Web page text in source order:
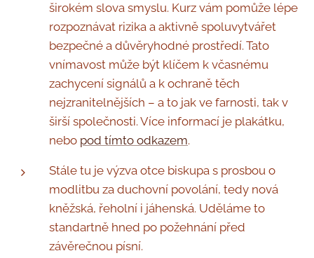
širokém slova smyslu. Kurz vám pomůže lépe
rozpoznávat rizika a aktivně spoluvytvářet
bezpečné a důvěryhodné prostředí. Tato
vnímavost může být klíčem k včasnému
zachycení signálů a k ochraně těch
nejzranitelnějších – a to jak ve farnosti, tak v
širší společnosti. Více informací je plakátku,
nebo pod tímto odkazem.
Stále tu je výzva otce biskupa s prosbou o
modlitbu za duchovní povolání, tedy nová
kněžská, řeholní i jáhenská. Uděláme to
standartně hned po požehnání před
závěrečnou písní.